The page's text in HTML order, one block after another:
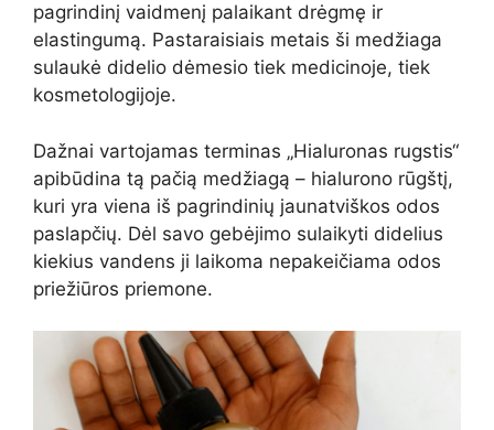
pagrindinį vaidmenį palaikant drėgmę ir
elastingumą. Pastaraisiais metais ši medžiaga
sulaukė didelio dėmesio tiek medicinoje, tiek
kosmetologijoje.
Dažnai vartojamas terminas „Hialuronas rugstis“
apibūdina tą pačią medžiagą – hialurono rūgštį,
kuri yra viena iš pagrindinių jaunatviškos odos
paslapčių. Dėl savo gebėjimo sulaikyti didelius
kiekius vandens ji laikoma nepakeičiama odos
priežiūros priemone.